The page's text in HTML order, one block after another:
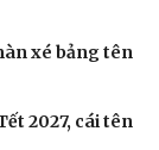
xé bảng tên
2027, cái tên